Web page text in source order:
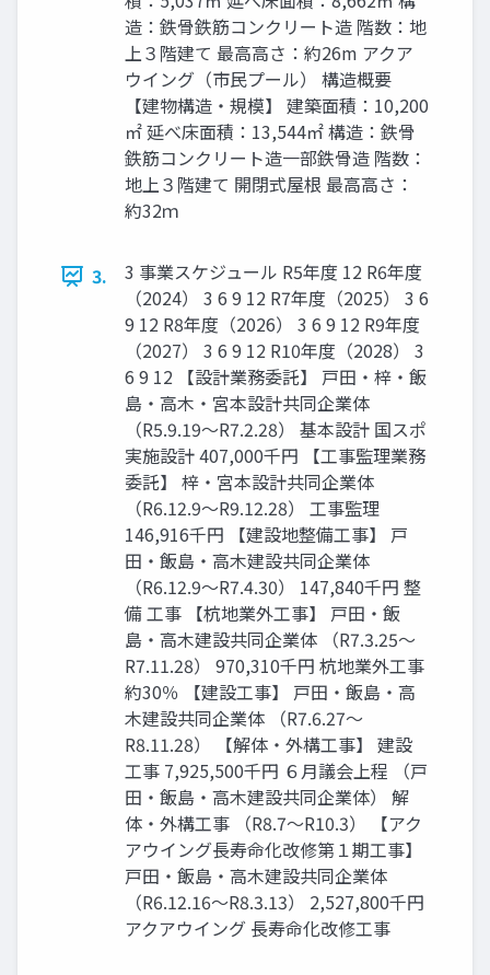
造：鉄骨鉄筋コンクリート造 階数：地
上３階建て 最高高さ：約26m アクア
ウイング（市民プール） 構造概要
【建物構造・規模】 建築面積：10,200
㎡ 延べ床面積：13,544㎡ 構造：鉄骨
鉄筋コンクリート造一部鉄骨造 階数：
地上３階建て 開閉式屋根 最高高さ：
約32ｍ
3.
3 事業スケジュール R5年度 12 R6年度
（2024） 3 6 9 12 R7年度（2025） 3 6
9 12 R8年度（2026） 3 6 9 12 R9年度
（2027） 3 6 9 12 R10年度（2028） 3
6 9 12 【設計業務委託】 戸田・梓・飯
島・高木・宮本設計共同企業体
（R5.9.19～R7.2.28） 基本設計 国スポ
実施設計 407,000千円 【工事監理業務
委託】 梓・宮本設計共同企業体
（R6.12.9～R9.12.28） 工事監理
146,916千円 【建設地整備工事】 戸
田・飯島・高木建設共同企業体
（R6.12.9～R7.4.30） 147,840千円 整
備 工事 【杭地業外工事】 戸田・飯
島・高木建設共同企業体 （R7.3.25～
R7.11.28） 970,310千円 杭地業外工事
約30％ 【建設工事】 戸田・飯島・高
木建設共同企業体 （R7.6.27～
R8.11.28） 【解体・外構工事】 建設
工事 7,925,500千円 ６月議会上程 （戸
田・飯島・高木建設共同企業体） 解
体・外構工事 （R8.7～R10.3） 【アク
アウイング長寿命化改修第１期工事】
戸田・飯島・高木建設共同企業体
（R6.12.16～R8.3.13） 2,527,800千円
アクアウイング 長寿命化改修工事